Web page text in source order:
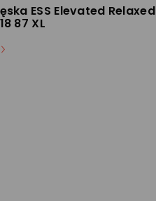
ESS Elevated Relaxed
87 XL